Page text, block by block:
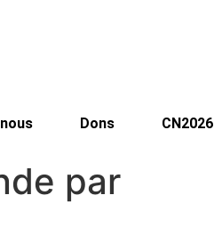
Dons CN2026
par